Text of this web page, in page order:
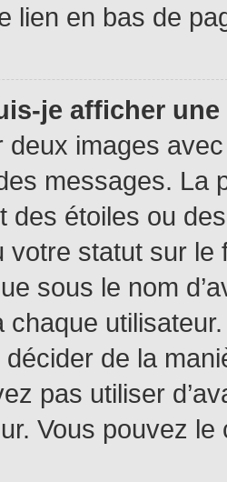
lien en bas de
je afficher
deux images
messages. La
des étoiles ou
votre statut sur
sous le nom
utilisateur.
de la
pas utiliser
Vous pouvez